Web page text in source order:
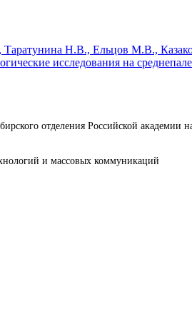
Н.В., Ельцов М.В.,
исследования на
отделения Российской
и массовых коммуникаций